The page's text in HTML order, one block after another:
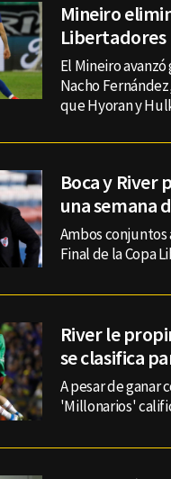
Mineiro
Libertadores
El Mineiro
Nacho
que Hyoran y
Boca y River
una semana
Ambos
Final de la Copa
River le
se clasifica
A pesar de ganar
'Millonarios'